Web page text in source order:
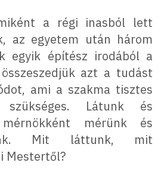
a régi inasból lett
az egyetem után három
egyik építész irodából a
azt a tudást
ami a szakma tisztes
szükséges. Látunk és
mérünk és
Mit láttunk, mit
Mestertől?